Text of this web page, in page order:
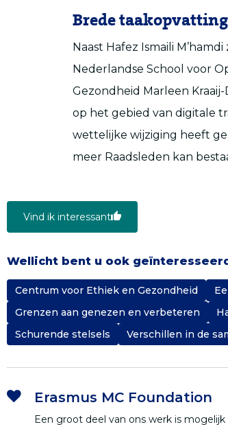
Brede taakopvatting
Naast Hafez Ismaili
Nederlandse School voor
Gezondheid Marleen
op het gebied van digitale
wettelijke wijziging heeft
meer Raadsleden kan
Vind ik interessant
Wellicht bent u ook
Centrum voor Ethiek en Gezondheid
Grenzen aan genezen en verbeteren
Schurende stelsels
Verschillen in de
Erasmus MC Foundation
Een groot deel van ons werk is